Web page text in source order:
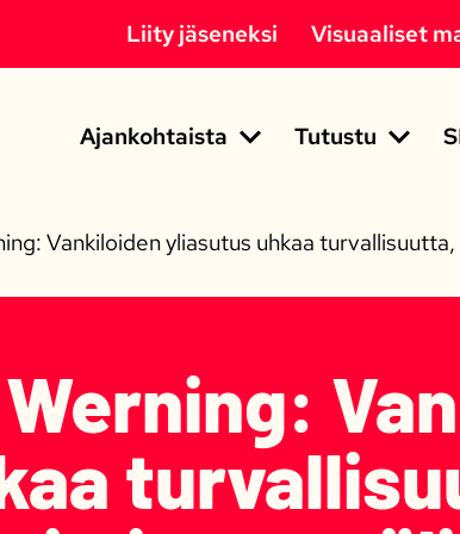
Ajankohtaista
Tutustu
Liity jäseneksi Visuaaliset
Vankiloiden yliasutus uhkaa